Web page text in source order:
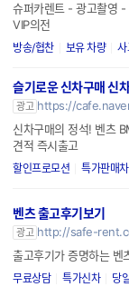
슈퍼카렌트 - 광고촬영
VIP의전
방송/협찬 보유 차량 사
슬기로운 신차구매 신
광고 https://
신차구매의 정석! 벤츠
견적 즉시출고
할인프로모션 특가판매
벤츠 출고후기보기
광고 http://safe-
출고후기가 증명하는 벤
무료상담 특가신차 당